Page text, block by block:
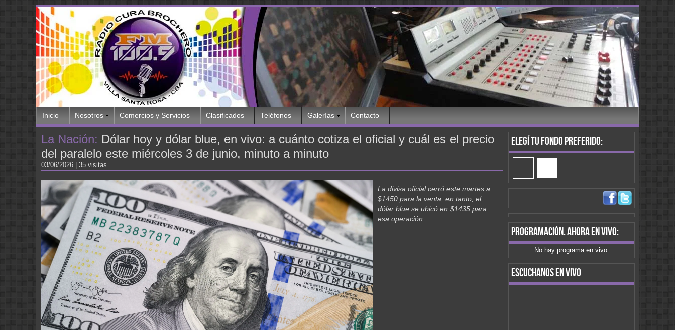
Inicio Nosotros Comercios y Servicios Clasificados Teléfonos Galerías Contacto
La Nación: Dólar hoy y dólar blue, en vivo: a cuánto cotiza el oficial y cuál es el precio
del paralelo este miércoles 3 de junio, minuto a minuto
03/06/2026 | 35 visitas
La divisa oficial cerró este martes a
$1450 para la venta; en tanto, el
dólar blue se ubicó en $1435 para
esa operación
Elegí tu fondo preferido:
programación. ahora en vivo:
No hay programa en vivo.
escuchanos en vivo